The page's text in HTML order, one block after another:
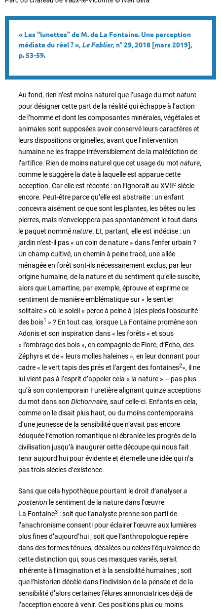
« Les “lunettes” de M. de La Fontaine. Une perception
médiate du réel ? », Le Fablier, n° 29, 2018 [mars 2019],
p. 53-59.
Au fond, rien n’est moins naturel que l’usage du mot nature
pour désigner cette part de la réalité qui échappe à l’action
de l’homme et dont les composantes minérales, végétales et
animales sont supposées avoir conservé leurs caractères et
leurs dispositions originelles, avant que l’intervention
humaine ne les frappe irréversiblement de la malédiction de
l’artifice. Rien de moins naturel que cet usage du mot nature,
comme le suggère la date à laquelle est apparue cette
acception. Car elle est récente : on l’ignorait au XVIIe siècle
encore. Peut-être parce qu’elle est abstraite : un enfant
concevra aisément ce que sont les plantes, les bêtes ou les
pierres, mais n’enveloppera pas spontanément le tout dans
le paquet nomménature. Et, partant, elle est indécise : un
jardin n’est-il pas « un coin de nature » dans l’enfer urbain ?
Un champ cultivé, un chemin à peine tracé, une allée
ménagée en forêt sont-ils nécessairement exclus, par leur
origine humaine, de la nature et du sentiment qu’elle suscite,
alors que Lamartine, par exemple, éprouve et exprime ce
sentiment de manière emblématique sur « le sentier
solitaire » où le soleil « perce à peine à [s]es pieds l’obscurité
des bois1 » ? En tout cas, lorsque La Fontaine promène son
Adonis et son inspiration dans « les forêts » et sous
« l’ombrage des bois », en compagnie de Flore, d’Écho, des
Zéphyrs et de « leurs molles haleines », en leur donnant pour
cadre « le vert tapis des prés et l’argent des fontaines2», il ne
lui vient pas à l’esprit d’appeler cela « la nature » – pas plus
qu’à son contemporain Furetière alignant quinze acceptions
du mot dans son Dictionnaire, sauf celle-ci. Enfants en cela,
comme on le disait plus haut, ou du moins contemporains
d’une jeunesse de la sensibilité que n’avait pas encore
éduquée l’émotion romantique ni ébranlée les progrès de la
civilisation jusqu’à inaugurer cette découpe qui nous fait
tenir aujourd’hui pour évidente et éternelle une idée qui n’a
pas trois siècles d’existence.
Sans que cela hypothèque pourtant le droit d’analysera
posteriorile sentiment de la nature dans l’œuvre
La Fontaine3 : soit que l’analyste prenne son parti de
l’anachronisme consenti pour éclairer l’œuvre aux lumières
plus fines d’aujourd’hui ; soit que l’anthropologue repère
dans des formes ténues, décalées ou celées l’équivalence de
cette distinction qui, sous ces masques variés, serait
inhérente à l’imagination et à la sensibilité humaines ; soit
que l’historien décèle dans l’indivision de la pensée et de la
sensibilité d’alors certaines fêlures annonciatrices déjà de
l’acception encore à venir. Ces positions plus ou moins